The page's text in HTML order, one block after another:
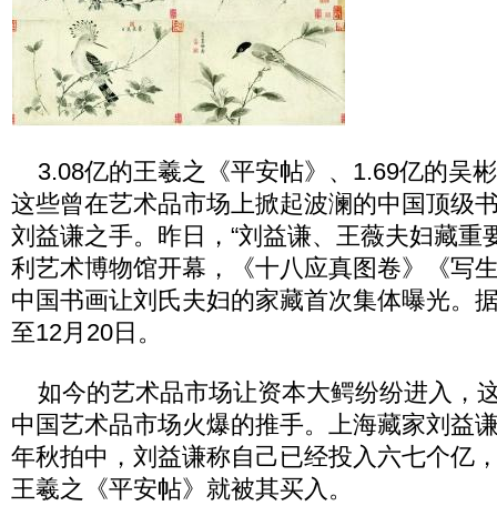
3.08亿的王羲之《平安帖》、1.69亿的吴
这些曾在艺术品市场上掀起波澜的中国顶级
刘益谦之手。昨日，“刘益谦、王薇夫妇藏重
利艺术博物馆开幕，《十八应真图卷》《写
中国书画让刘氏夫妇的家藏首次集体曝光。
至12月20日。
如今的艺术品市场让资本大鳄纷纷进入，
中国艺术品市场火爆的推手。上海藏家刘益
年秋拍中，刘益谦称自己已经投入六七个亿
王羲之《平安帖》就被其买入。